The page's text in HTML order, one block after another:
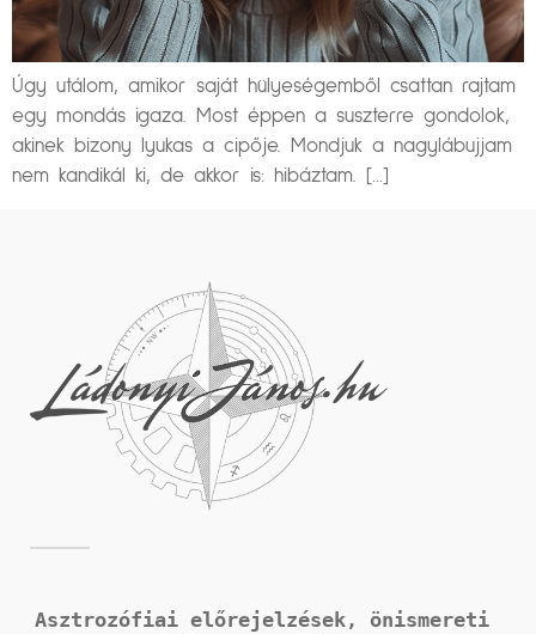
Úgy utálom, amikor saját hülyeségemből csattan rajtam
egy mondás igaza. Most éppen a suszterre gondolok,
akinek bizony lyukas a cipője. Mondjuk a nagylábujjam
nem kandikál ki, de akkor is: hibáztam. […]
Asztrozófiai előrejelzések, önismereti